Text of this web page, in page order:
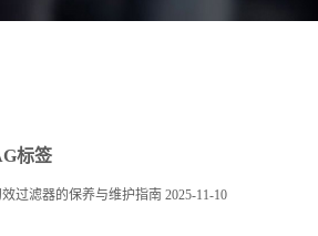
标签
效过滤器的保养与维护指南 2025-11-10